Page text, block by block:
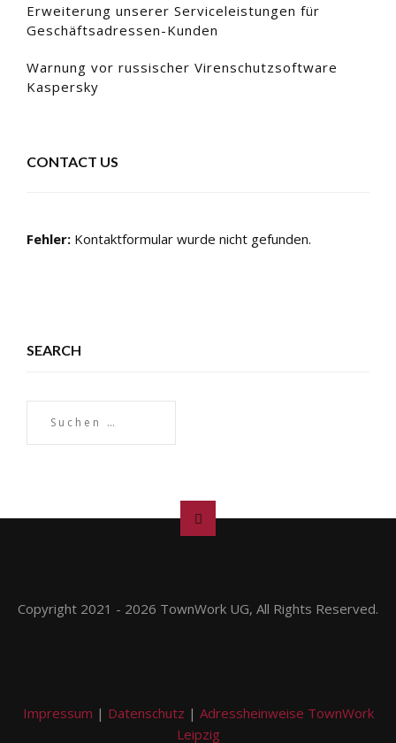
Erweiterung unserer Serviceleistungen für
Geschäftsadressen-Kunden
Warnung vor russischer Virenschutzsoftware
Kaspersky
CONTACT US
Fehler: Kontaktformular wurde nicht gefunden.
SEARCH
Copyright 2021 - 2026 TownWork UG, All Rights Reserved.
Impressum | Datenschutz | Adressheinweise TownWork
Leipzig